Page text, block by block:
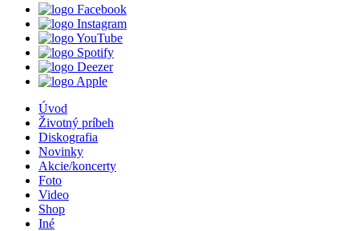
Úvod
Životný príbeh
Diskografia
Novinky
Akcie/koncerty
Foto
Video
Shop
Iné